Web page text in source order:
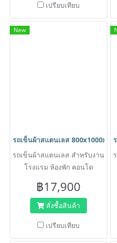
เปรียบเทียบ
New
รถเข็นผ้าสแตนเลส
รถเข็นผ้าสแตนเลส สำหรับงาน
โรงแรม ห้องพัก คอนโด
สนิม รถเข็นผลิตจากสแตนเลส
฿17,900
สั่งซื้อสินค้า
เปรียบเทียบ